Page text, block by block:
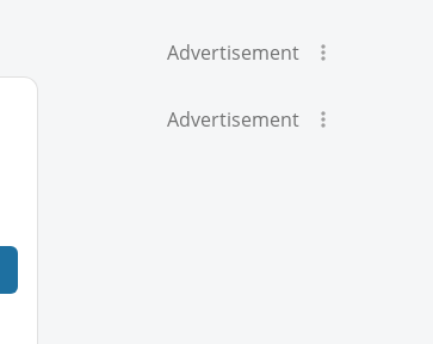
Advertisement
Advertisement